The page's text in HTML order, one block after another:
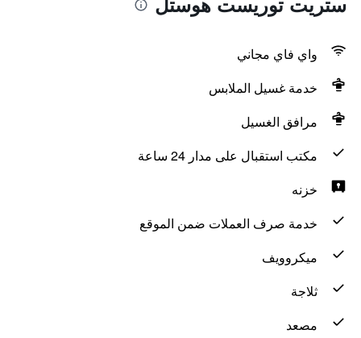
واي فاي مجاني
خدمة غسيل الملابس
مرافق الغسيل
مكتب استقبال على مدار 24 ساعة
خزنه
خدمة صرف العملات ضمن الموقع
ميكروويف
ثلاجة
مصعد